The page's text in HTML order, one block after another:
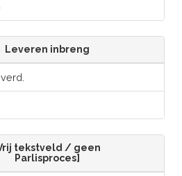
Leveren inbreng
tekstveld / geen
Parlisproces]